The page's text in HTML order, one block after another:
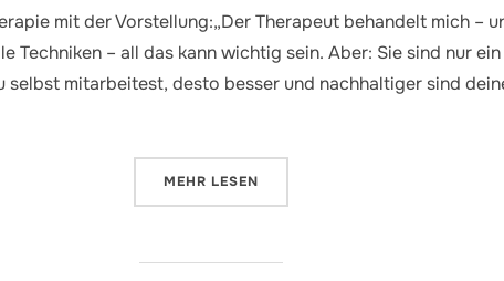
mit der Vorstellung:„Der Therapeut behandelt mich –
Techniken – all das kann wichtig sein. Aber: Sie sind nur
mitarbeitest, desto besser und nachhaltiger sind
MEHR ÜBER „ERWARTUNGEN IN DER
LESEN